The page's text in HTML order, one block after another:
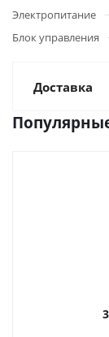
Электропитание
Блок управления
Доставка